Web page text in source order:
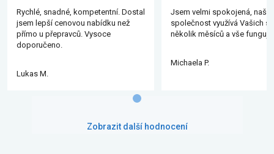
Rychlé, snadné, kompetentní. Dostal
jsem lepší cenovou nabídku než
přímo u přepravců. Vysoce
doporučeno.
Lukas M.
Jsem velmi spokojená, naše
společnost využívá Vašich
několik měsíců a vše funguje.
Michaela P.
Zobrazit další hodnocení